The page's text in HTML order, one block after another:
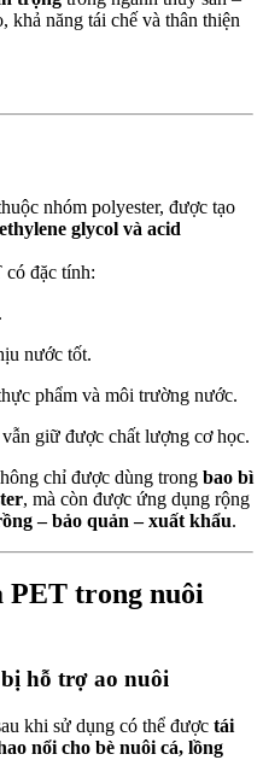
khả năng tái chế và thân thiện
nhóm polyester, được tạo
glycol và acid
có đặc tính:
nước tốt.
phẩm và môi trường nước.
vẫn giữ được chất lượng cơ học.
chỉ được dùng trong bao bì
, mà còn được ứng dụng rộng
– bảo quản – xuất khẩu.
PET trong nuôi
hỗ trợ ao nuôi
khi sử dụng có thể được tái
nổi cho bè nuôi cá, lồng